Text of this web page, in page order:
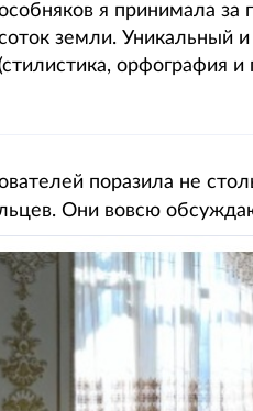
я принимала за
земли. Уникальный
орфография
поразила не
Они вовсю